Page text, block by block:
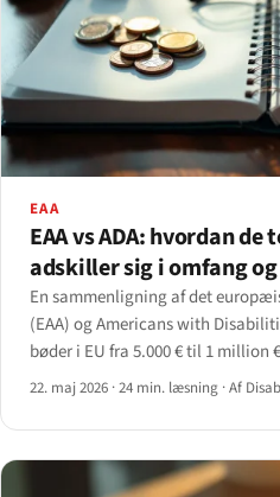
EAA
EAA vs ADA: hvordan
adskiller sig i omfang
En sammenligning af det
(EAA) og Americans with
bøder i EU fra 5.000 € til 1 million
op til 114.189 $ pr. efterfølgende
22. maj 2026 ·24 min. læsning ·Af